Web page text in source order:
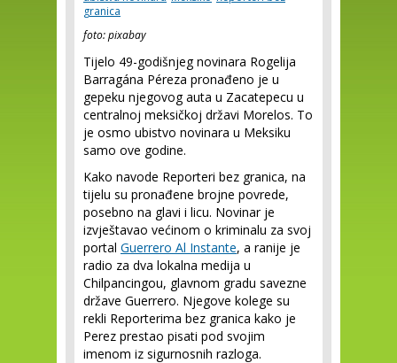
granica
foto: pixabay
Tijelo 49-godišnjeg novinara Rogelija
Barragána Péreza pronađeno je u
gepeku njegovog auta u Zacatepecu u
centralnoj meksičkoj državi Morelos. To
je osmo ubistvo novinara u Meksiku
samo ove godine.
Kako navode Reporteri bez granica, na
tijelu su pronađene brojne povrede,
posebno na glavi i licu. Novinar je
izvještavao većinom o kriminalu za svoj
portal Guerrero Al Instante, a ranije je
radio za dva lokalna medija u
Chilpancingou, glavnom gradu savezne
države Guerrero. Njegove kolege su
rekli Reporterima bez granica kako je
Perez prestao pisati pod svojim
imenom iz sigurnosnih razloga.